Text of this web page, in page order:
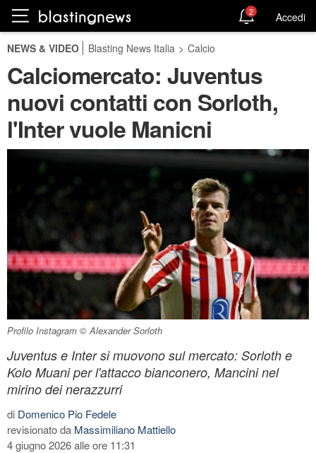
2 Accedi
NEWS & VIDEO Blasting News Italia > Calcio
Calciomercato: Juventus
nuovi contatti con Sorloth,
l'Inter vuole Manicni
Profilo Instagram © Alexander Sorloth
Juventus e Inter si muovono sul mercato: Sorloth e
Kolo Muani per l'attacco bianconero, Mancini nel
mirino dei nerazzurri
di Domenico Pio Fedele
revisionato da Massimiliano Mattiello
4 giugno 2026 alle ore 11:31